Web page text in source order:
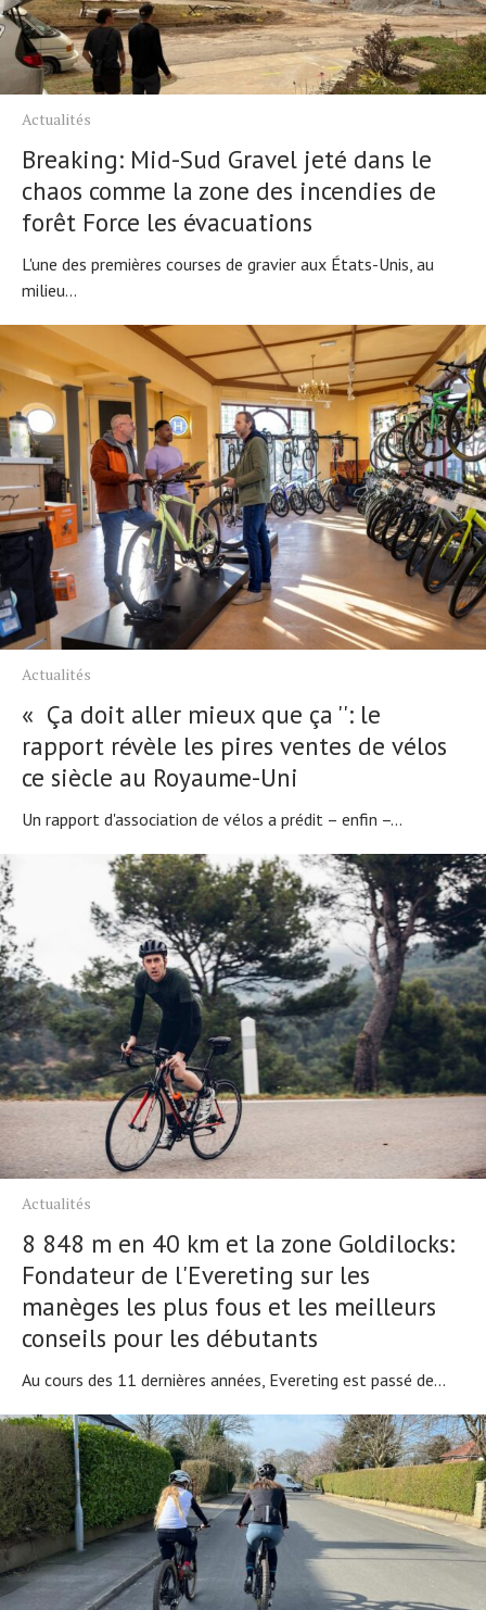
Actualités
Breaking: Mid-Sud Gravel jeté dans le
chaos comme la zone des incendies de
forêt Force les évacuations
L'une des premières courses de gravier aux États-Unis, au
milieu...
Actualités
« Ça doit aller mieux que ça '': le
rapport révèle les pires ventes de vélos
ce siècle au Royaume-Uni
Un rapport d'association de vélos a prédit – enfin –...
Actualités
8 848 m en 40 km et la zone Goldilocks:
Fondateur de l'Evereting sur les
manèges les plus fous et les meilleurs
conseils pour les débutants
Au cours des 11 dernières années, Evereting est passé de...